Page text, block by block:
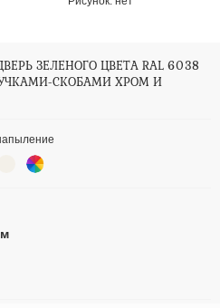
ЗЕЛЕНОГО ЦВЕТА RAL 6038
СКОБАМИ ХРОМ И